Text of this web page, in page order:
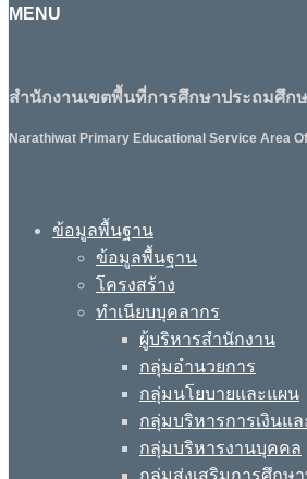
MENU
สำนักงานเขตพื้นที่การศึกษาประถมศึก
Narathiwat Primary Educational Service Area
ข้อมูลพื้นฐาน
ข้อมูลพื้นฐาน
โครงสร้าง
ทำเนียบบุคลากร
ผู้บริหารสำนักงาน
กลุ่มอำนวยการ
กลุ่มนโยบายและแผน
กลุ่มบริหารการเงินแ
กลุ่มบริหารงานบุคคล
กลุ่มส่งเสริมการศึกษ